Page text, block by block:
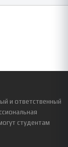
и ответственный
студентам